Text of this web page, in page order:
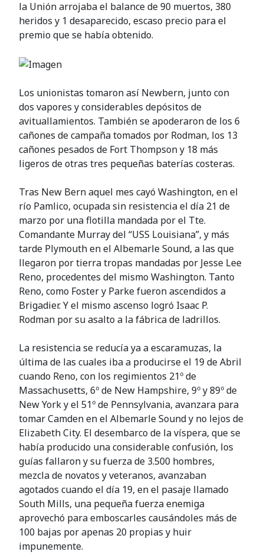
la Unión arrojaba el balance de 90 muertos, 380
heridos y 1 desaparecido, escaso precio para el
premio que se había obtenido.
Los unionistas tomaron así Newbern, junto con
dos vapores y considerables depósitos de
avituallamientos. También se apoderaron de los 6
cañones de campaña tomados por Rodman, los 13
cañones pesados de Fort Thompson y 18 más
ligeros de otras tres pequeñas baterías costeras.
Tras New Bern aquel mes cayó Washington, en el
río Pamlico, ocupada sin resistencia el día 21 de
marzo por una flotilla mandada por el Tte.
Comandante Murray del “USS Louisiana”, y más
tarde Plymouth en el Albemarle Sound, a las que
llegaron por tierra tropas mandadas por Jesse Lee
Reno, procedentes del mismo Washington. Tanto
Reno, como Foster y Parke fueron ascendidos a
Brigadier. Y el mismo ascenso logró Isaac P.
Rodman por su asalto a la fábrica de ladrillos.
La resistencia se reducía ya a escaramuzas, la
última de las cuales iba a producirse el 19 de Abril
cuando Reno, con los regimientos 21º de
Massachusetts, 6º de New Hampshire, 9º y 89º de
New York y el 51º de Pennsylvania, avanzara para
tomar Camden en el Albemarle Sound y no lejos de
Elizabeth City. El desembarco de la víspera, que se
había producido una considerable confusión, los
guías fallaron y su fuerza de 3.500 hombres,
mezcla de novatos y veteranos, avanzaban
agotados cuando el día 19, en el pasaje llamado
South Mills, una pequeña fuerza enemiga
aprovechó para emboscarles causándoles más de
100 bajas por apenas 20 propias y huir
impunemente.